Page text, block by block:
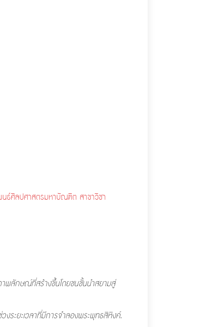
ธ์ศิลปศาสตรมหาบัณฑิต สาขาวิชา
าพลักษณ์ที่สร้างขึ้นโดยชนชั้นนำสยามสู่
ระยะเวลาที่มีการจำลองพระพุทธสิหิงค์.